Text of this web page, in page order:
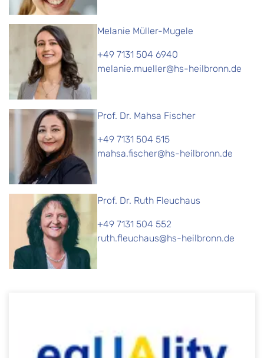
Melanie Müller-Mugele
+49 7131 504 6940
melanie.mueller@hs-heilbronn.de
Prof. Dr. Mahsa Fischer
+49 7131 504 515
mahsa.fischer@hs-heilbronn.de
Prof. Dr. Ruth Fleuchaus
+49 7131 504 552
ruth.fleuchaus@hs-heilbronn.de